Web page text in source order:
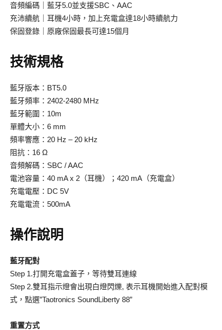
音頻編碼｜藍牙5.0並支援SBC、AAC
充沛續航｜耳機4小時，加上充電盒達18小時續航力
保固登錄｜原廠保固最長可達15個月
技術規格
藍牙版本：BT5.0
藍牙頻率：2402-2480 MHz
藍牙範圍：10m
單體大小：6 mm
頻率響應：20 Hz – 20 kHz
阻抗：16 Ω
音頻解碼：SBC / AAC
電池容量：40 mA x 2（耳機）；420 mA（充電盒）
充電電壓：DC 5V
充電電流：500mA
操作說明
藍牙配對
Step 1.打開充電盒蓋子，等待雙耳連線
Step 2.雙耳指示燈會出現白燈閃爍, 表示耳機開始進入配對模
式，點選”Taotronics SoundLiberty 88”
重置方式